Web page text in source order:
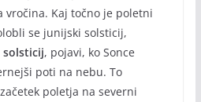
vročina. Kaj točno je poletni
se junijski solsticij,
, pojavi, ko Sonce
poti na nebu. To
poletja na severni